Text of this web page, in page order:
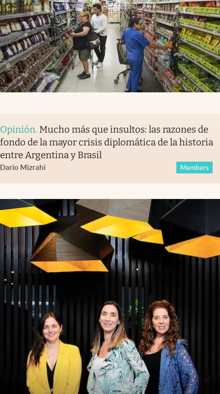
Opinión. Mucho más que insultos: las razones de
fondo de la mayor crisis diplomática de la historia
entre Argentina y Brasil
Dario Mizrahi Members